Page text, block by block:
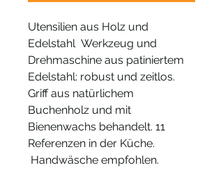
Utensilien aus Holz und
Edelstahl Werkzeug und
Drehmaschine aus patiniertem
Edelstahl: robust und zeitlos.
Griff aus natürlichem
Buchenholz und mit
Bienenwachs behandelt. 11
Referenzen in der Küche.
Handwäsche empfohlen.